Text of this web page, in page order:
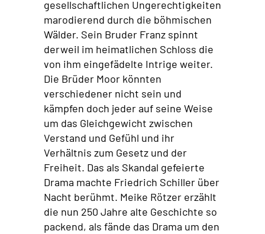
gesellschaftlichen Ungerechtigkeiten
marodierend durch die böhmischen
Wälder. Sein Bruder Franz spinnt
derweil im heimatlichen Schloss die
von ihm eingefädelte Intrige weiter.
Die Brüder Moor könnten
verschiedener nicht sein und
kämpfen doch jeder auf seine Weise
um das Gleichgewicht zwischen
Verstand und Gefühl und ihr
Verhältnis zum Gesetz und der
Freiheit. Das als Skandal gefeierte
Drama machte Friedrich Schiller über
Nacht berühmt. Meike Rötzer erzählt
die nun 250 Jahre alte Geschichte so
packend, als fände das Drama um den